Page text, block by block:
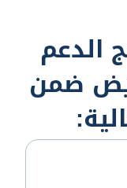
الدعم
ضمن